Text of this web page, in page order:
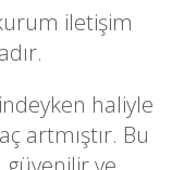
iletişim
haliyle
artmıştır. Bu